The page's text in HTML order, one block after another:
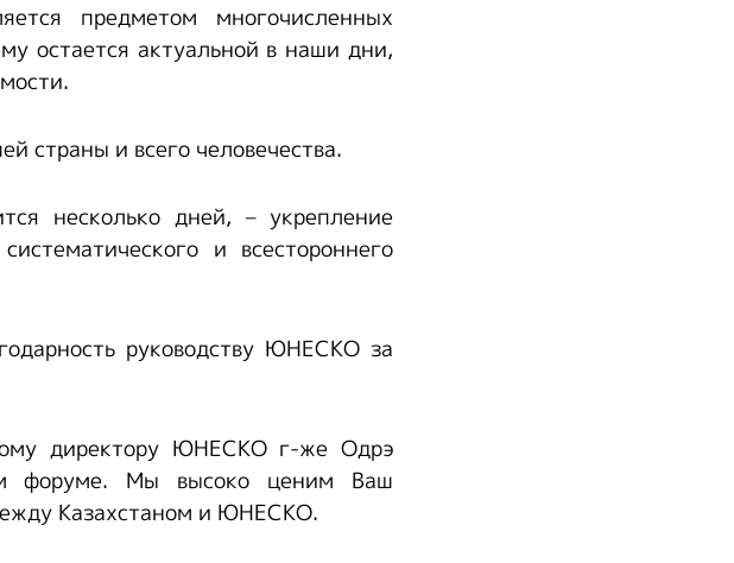
предметом многочисленных
остается актуальной в наши дни,
страны и всего человечества.
несколько дней, – укрепление
и всестороннего
руководству ЮНЕСКО за
директору ЮНЕСКО г-же Одрэ
форуме. Мы высоко ценим Ваш
Казахстаном и ЮНЕСКО.